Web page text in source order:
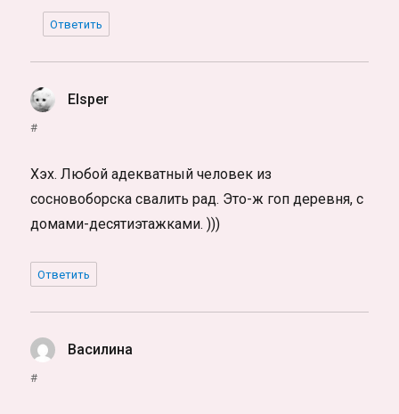
Ответить
Elsper
#
Хэх. Любой адекватный человек из
сосновоборска свалить рад. Это-ж гоп деревня, с
домами-десятиэтажками. )))
Ответить
Василина
#